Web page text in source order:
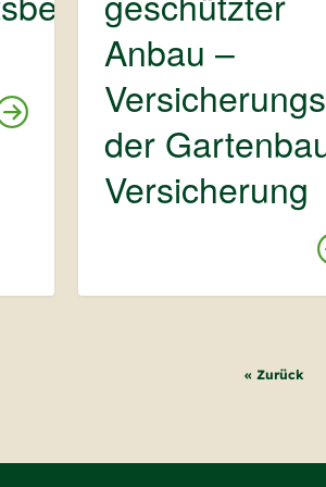
Anbau –
der
Versicherung
« Zurück